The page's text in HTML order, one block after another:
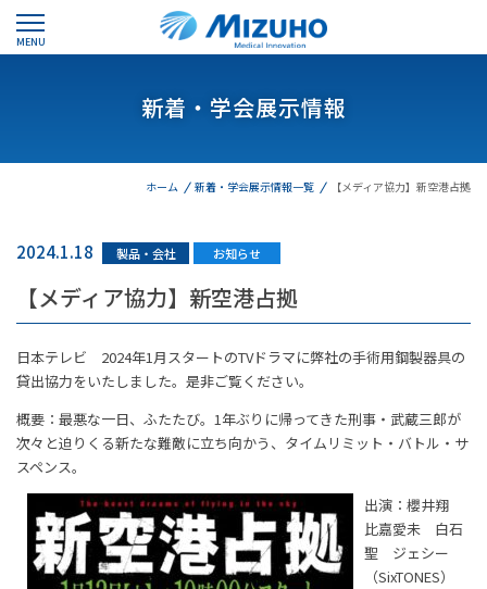
MENU
新着・学会展示情報
ホーム 新着・学会展示情報一覧 【メディア協力】新空港占拠
2024.1.18 製品・会社 お知らせ
【メディア協力】新空港占拠
日本テレビ 2024年1月スタートのTVドラマに弊社の手術用鋼製器具の
貸出協力をいたしました。是非ご覧ください。
概要：最悪な一日、ふたたび。1年ぶりに帰ってきた刑事・武蔵三郎が
次々と迫りくる新たな難敵に立ち向かう、タイムリミット・バトル・サ
スペンス。
出演：櫻井翔
比嘉愛未 白石
聖 ジェシー
（SixTONES）